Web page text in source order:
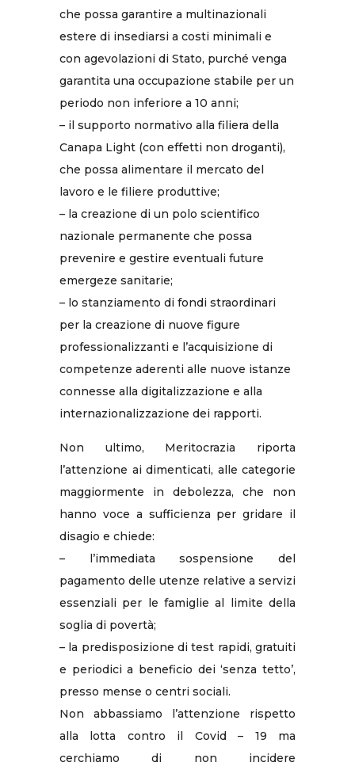
che possa garantire a multinazionali
estere di insediarsi a costi minimali e
con agevolazioni di Stato, purché venga
garantita una occupazione stabile per un
periodo non inferiore a 10 anni;
– il supporto normativo alla filiera della
Canapa Light (con effetti non droganti),
che possa alimentare il mercato del
lavoro e le filiere produttive;
– la creazione di un polo scientifico
nazionale permanente che possa
prevenire e gestire eventuali future
emergeze sanitarie;
– lo stanziamento di fondi straordinari
per la creazione di nuove figure
professionalizzanti e l’acquisizione di
competenze aderenti alle nuove istanze
connesse alla digitalizzazione e alla
internazionalizzazione dei rapporti.
Non ultimo, Meritocrazia riporta
l’attenzione ai dimenticati, alle categorie
maggiormente in debolezza, che non
hanno voce a sufficienza per gridare il
disagio e chiede:
– l’immediata sospensione del
pagamento delle utenze relative a servizi
essenziali per le famiglie al limite della
soglia di povertà;
– la predisposizione di test rapidi, gratuiti
e periodici a beneficio dei ‘senza tetto’,
presso mense o centri sociali.
Non abbassiamo l’attenzione rispetto
alla lotta contro il Covid – 19 ma
cerchiamo di non incidere